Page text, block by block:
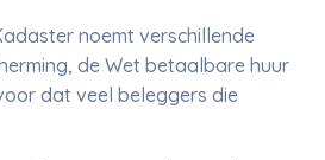
noemt verschillende
de Wet betaalbare huur
dat veel beleggers die